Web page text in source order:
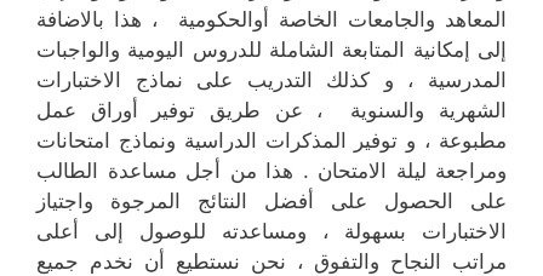
المعاهد والجامعات الخاصة أوالحكومية ، هذا بالاضافة
إلى إمكانية المتابعة الشاملة للدروس اليومية والواجبات
المدرسية ، و كذلك التدريب على نماذج الاختبارات
الشهرية والسنوية ، عن طريق توفير أوراق عمل
مطبوعة ، و توفير المذكرات الدراسية ونماذج امتحانات
ومراجعة ليلة الامتحان . هذا من أجل مساعدة الطالب
على الحصول على أفضل النتائج المرجوة واجتياز
الاختبارات بسهولة ، ومساعدته للوصول إلى أعلى
مراتب النجاح والتفوق ، نحن نستطيع أن نخدم جميع